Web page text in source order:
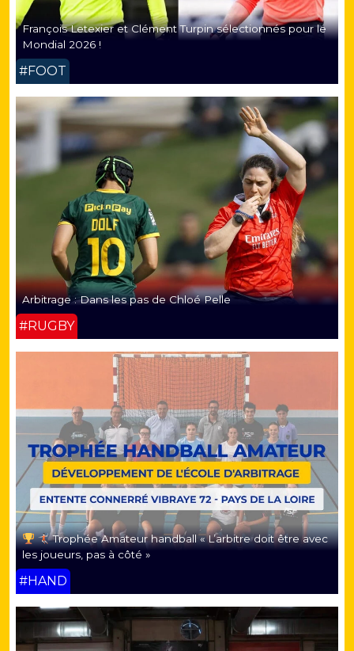
François Letexier et Clément Turpin sélectionnés pour le
Mondial 2026 !
#FOOT
Arbitrage : Dans les pas de Chloé Pelle
#RUGBY
Trophée Amateur handball « L’arbitre doit être avec
les joueurs, pas à côté »
#HAND